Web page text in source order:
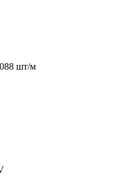
шт/м